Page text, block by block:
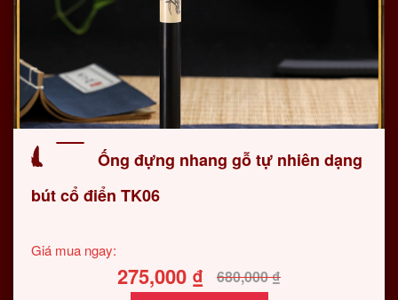
Ống đựng nhang gỗ tự nhiên dạng
bút cổ điển TK06
Giá mua ngay:
680,000₫
275,000 ₫